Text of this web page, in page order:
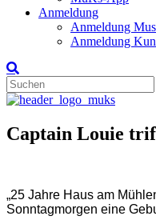
Anmeldung
Anmeldung
Anmeldung
Captain Louie
„25 Jahre Haus am
Sonntagmorgen eine